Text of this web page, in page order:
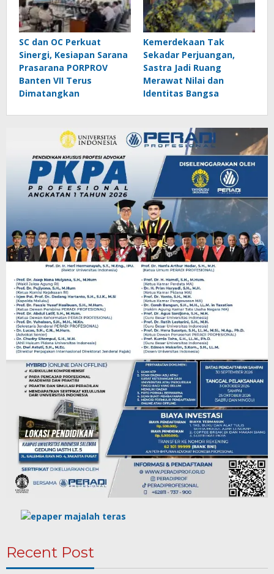
SC dan OC Perkuat
Sinergi, Kesiapan Sarana
Prasarana PORPROV
Banten VII Terus
Dimatangkan
Kemerdekaan Tak
Sekadar Perjuangan,
Sastra Jadi Ruang
Merawat Nilai dan
Identitas Bangsa
Recent Post